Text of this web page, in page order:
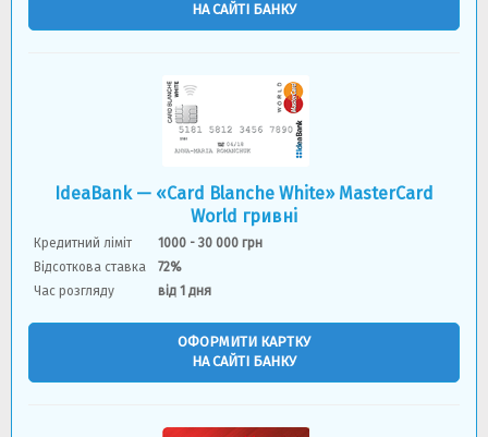
НА САЙТІ БАНКУ
IdeaBank — «Card Blanche White» MasterCard
World гривнi
Кредитний ліміт
1000 - 30 000 грн
Відсоткова ставка
72%
Час розгляду
від 1 дня
ОФОРМИТИ КАРТКУ
НА САЙТІ БАНКУ